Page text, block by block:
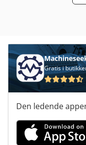
Gratis i
Den ledende